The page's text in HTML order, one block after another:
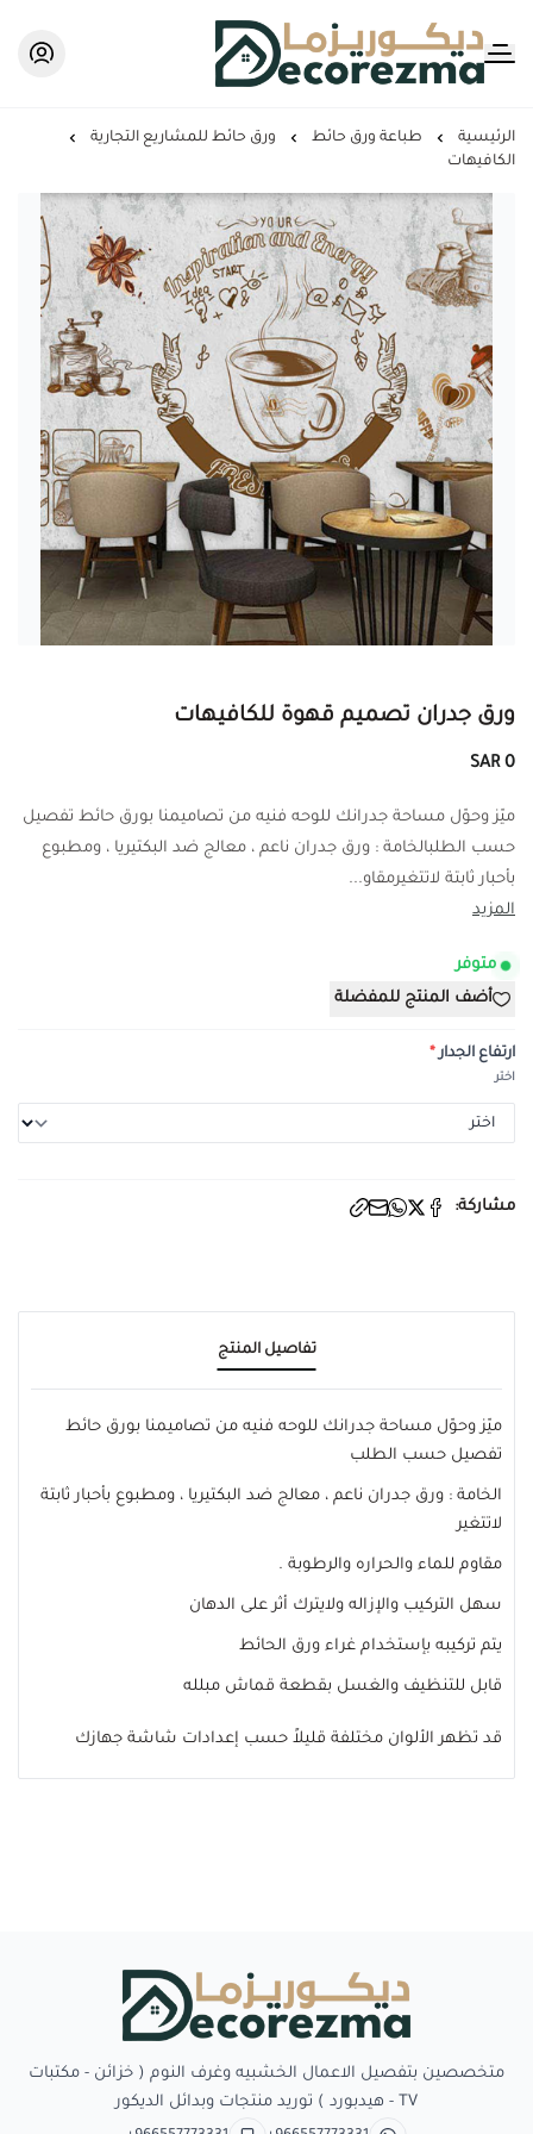
Decorezma
الرئيسية طباعة ورق حائط
ورق حائط للمشاريع التجارية
الكافيهات
ورق جدران تصميم قهوة للكافيهات
0 SAR
ميّز وحوّل مساحة جدرانك للوحه فنيه من تصاميمنا بورق حائط تفصيل
حسب الطلبالخامة : ورق جدران ناعم ، معالج ضد البكتيريا ، ومطبوع
بأحبار ثابتة لاتتغيرمقاو...
المزيد
متوفر
أضف المنتج للمفضلة
ارتفاع الجدار*
اختر
مشاركة:
تفاصيل المنتج
ميّز وحوّل مساحة جدرانك للوحه فنيه من تصاميمنا بورق حائط
تفصيل حسب الطلب
الخامة : ورق جدران ناعم ، معالج ضد البكتيريا ، ومطبوع بأحبار ثابتة
لاتتغير
مقاوم للماء والحراره والرطوبة .
سهل التركيب والإزاله ولايترك أثر على الدهان
يتم تركيبه بإستخدام غراء ورق الحائط
قابل للتنظيف والغسل بقطعة قماش مبلله
قد تظهر الألوان مختلفة قليلاً حسب إعدادات شاشة جهازك
متخصصين بتفصيل الاعمال الخشبيه وغرف النوم ( خزائن - مكتبات
TV - هيدبورد ) توريد منتجات وبدائل الديكور